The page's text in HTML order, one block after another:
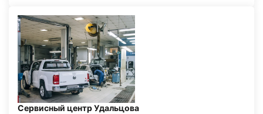
Сервисный центр Удальцова